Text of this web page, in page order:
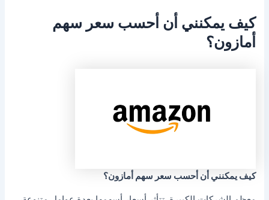
كيف يمكنني أن أحسب سعر سهم
أمازون؟
كيف يمكنني أن أحسب سعر سهم أمازون؟